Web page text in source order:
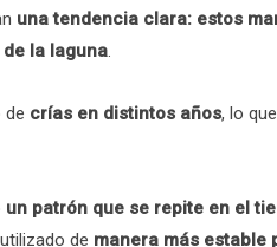
una tendencia clara: estos
la laguna.
de crías en distintos años, lo
un patrón que se repite en el
de manera más estable